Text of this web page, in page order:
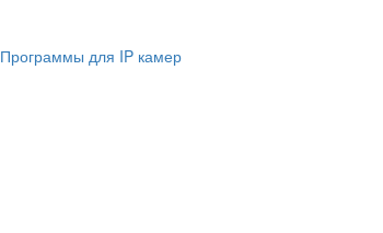
Программы для IP камер